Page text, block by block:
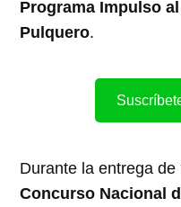
Programa Impulso
Pulquero.
Durante la entrega
Concurso Nacional